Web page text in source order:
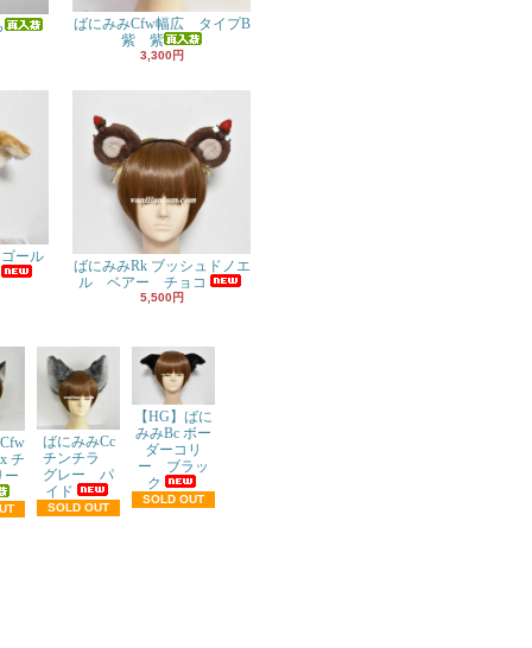
ばにみみCfw幅広 タイプB
紫 紫
3,300円
ゴール
ばにみみRk ブッシュドノエ
ル ベアー チョコ
5,500円
チ
ー
ばにみみCc
チンチラ
グレー パ
イド
SOLD OUT
【HG】ばに
みみBc ボー
ダーコリ
ー ブラッ
ク
SOLD OUT